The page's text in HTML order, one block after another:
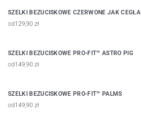
SZELKI BEZUCISKOWE CZERWONE JAK CEGŁA
od129,90 zł
SZELKI BEZUCISKOWE PRO-FIT™ ASTRO PIG
od149,90 zł
SZELKI BEZUCISKOWE PRO-FIT™ PALMS
od149,90 zł